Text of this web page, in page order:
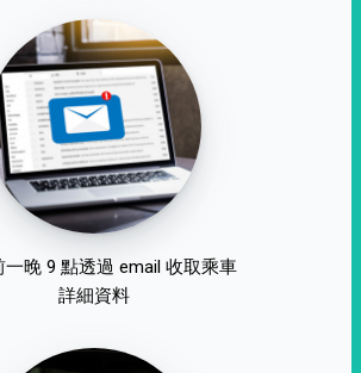
一晚 9 點透過 email 收取乘車
詳細資料